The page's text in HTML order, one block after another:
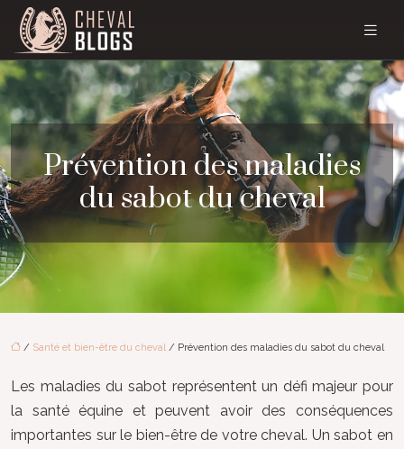
Prévention des maladies
du sabot du cheval
/ Santé et bien-être du cheval / Prévention des maladies du sabot du cheval
Les maladies du sabot représentent un défi majeur pour
la santé équine et peuvent avoir des conséquences
importantes sur le bien-être de votre cheval. Un sabot en